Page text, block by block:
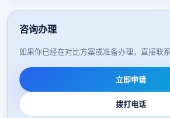
咨询办理
如果你已经在对比方案或准备办理，直接联
立即申请
拨打电话